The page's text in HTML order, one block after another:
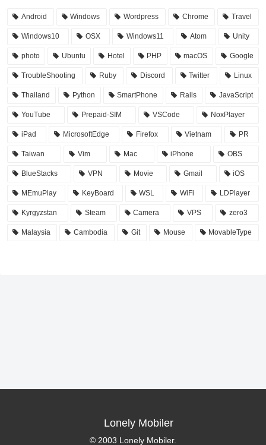
Android Windows Wordpress Chrome Travel
Windows10 OSX Windows11 Atom Unity
photo Ubuntu Hotel PHP macOS Google
TroubleShooting Ruby Discord Twitter Linux
Thailand Python SmartPhone Rails JavaScript
YouTube Prepaid-SIM VSCode NoxPlayer
iPad MicrosoftEdge Firefox Vietnam PR
Taiwan Vim Mac iPhone OBS
BlueStacks VPN Movie Gmail iOS
MEmuPlay KeyBoard WSL WiFi LDPlayer
Kyrgyzstan Steam Camera VPS zero3
Malaysia Cambodia Git Mouse MovableType
Lonely Mobiler
© 2003 Lonely Mobiler.